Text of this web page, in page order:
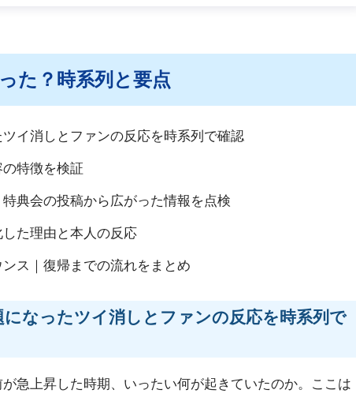
た？時系列と要点
イ消しとファンの反応を時系列で確認
特徴を検証
典会の投稿から広がった情報を点検
た理由と本人の反応
ス｜復帰までの流れをまとめ
なったツイ消しとファンの反応を時系列で
急上昇した時期、いったい何が起きていたのか。ここは